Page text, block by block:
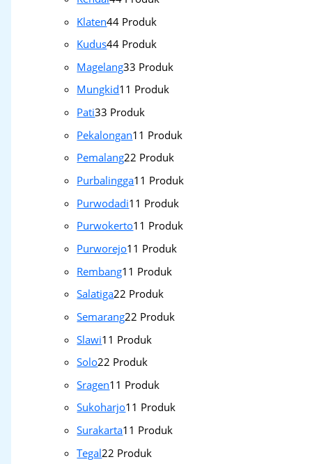
Klaten44 Produk
Kudus44 Produk
Magelang33 Produk
Mungkid1 1 Produk
Pati33 Produk
Pekalongan1 1 Produk
Pemalang22 Produk
Purbalingga1 1 Produk
Purwodadi1 1 Produk
Purwokerto1 1 Produk
Purworejo1 1 Produk
Rembang1 1 Produk
Salatiga22 Produk
Semarang22 Produk
Slawi1 1 Produk
Solo22 Produk
Sragen1 1 Produk
Sukoharjo1 1 Produk
Surakarta1 1 Produk
Tegal22 Produk